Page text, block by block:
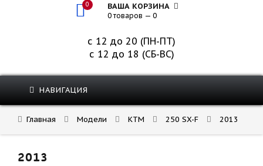
0 ВАША КОРЗИНА
0 товаров — 0
с 12 до 20 (ПН-ПТ)
с 12 до 18 (СБ-ВС)
НАВИГАЦИЯ
Главная Модели KTM 250 SX-F 2013
2013